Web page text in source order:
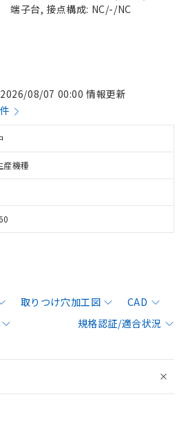
端子台, 接点構成: NC/-/NC
2026/08/07 00:00 情報更新
産機種
取りつけ穴加工図
CAD
規格認証/適合状況